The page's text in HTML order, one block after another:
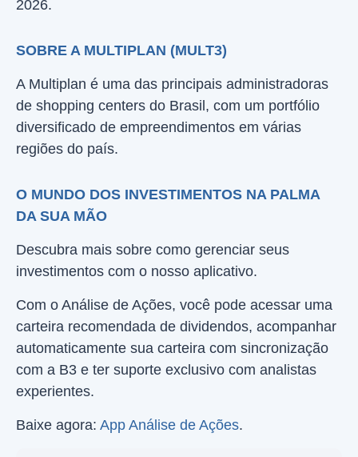
2026.
SOBRE A MULTIPLAN (MULT3)
A Multiplan é uma das principais administradoras
de shopping centers do Brasil, com um portfólio
diversificado de empreendimentos em várias
regiões do país.
O MUNDO DOS INVESTIMENTOS NA PALMA
DA SUA MÃO
Descubra mais sobre como gerenciar seus
investimentos com o nosso aplicativo.
Com o Análise de Ações, você pode acessar uma
carteira recomendada de dividendos, acompanhar
automaticamente sua carteira com sincronização
com a B3 e ter suporte exclusivo com analistas
experientes.
Baixe agora: App Análise de Ações.